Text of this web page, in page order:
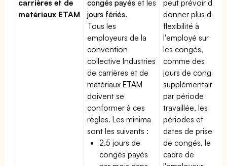
carrières et de
matériaux ETAM
congés payés et les
jours fériés.
Tous les
employeurs de la
convention
collective Industries
de carrières et de
matériaux ETAM
doivent se
conformer à ces
règles. Les minima
sont les suivants :
2,5 jours de
congés payés
peut prévoir de
donner plus de
flexibilité à
l'employé sur
les congés,
comme des
jours de congé
supplémentaires
par période
travaillée, les
périodes et
dates de prise
de congés, le
cadre de